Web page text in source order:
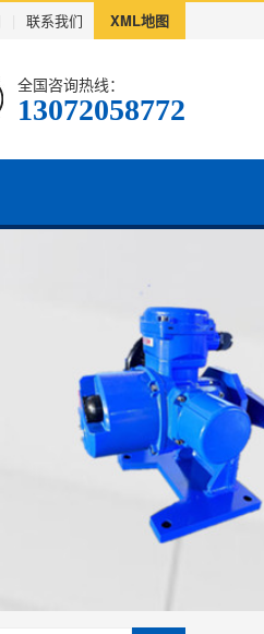
联系我们 XML地图
全国咨询热线：
13072058772